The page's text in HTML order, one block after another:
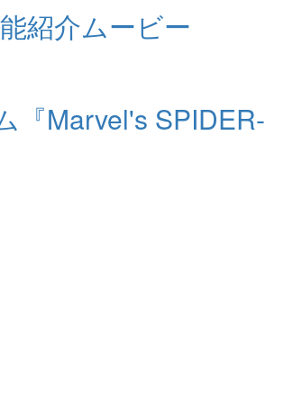
紹介ムービー
『Marvel's SPIDER-